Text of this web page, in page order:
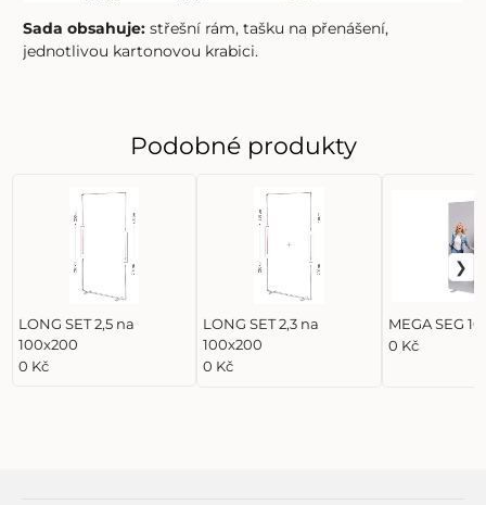
Sada obsahuje: střešní rám, tašku na přenášení,
jednotlivou kartonovou krabici.
Podobné produkty
LONG SET 2,5 na
100x200
0 Kč
LONG SET 2,3 na
100x200
0 Kč
MEGA SEG
0 Kč